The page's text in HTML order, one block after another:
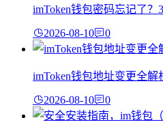
imToken钱包密码忘记了
2026-08-10 0
imToken钱包地址变更全
2026-08-10 0